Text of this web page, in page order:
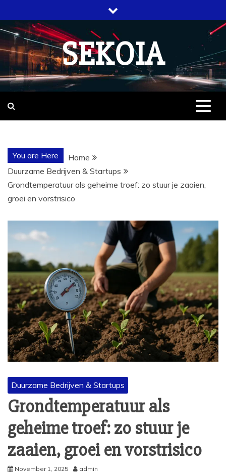
to
content
SEKOIA
You are Here
Home
Duurzame Bedrijven & Startups
Grondtemperatuur als geheime troef: zo stuur je zaaien,
groei en vorstrisico
Duurzame Bedrijven & Startups
Grondtemperatuur als
geheime troef: zo stuur je
zaaien, groei en vorstrisico
November 1, 2025 admin